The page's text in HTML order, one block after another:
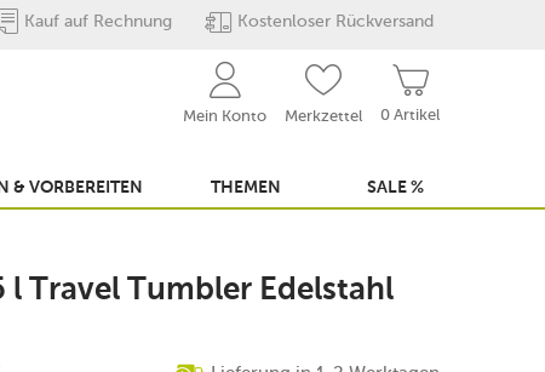
Kauf auf Rechnung Kostenloser Rückversand
0 Artikel
Mein Konto Merkzettel
& VORBEREITEN THEMEN SALE %
Travel Tumbler Edelstahl